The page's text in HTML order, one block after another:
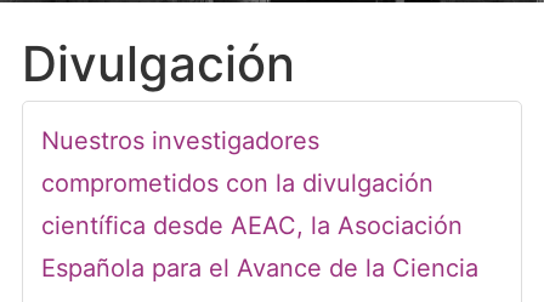
Divulgación
Nuestros investigadores
comprometidos con la divulgación
científica desde AEAC, la Asociación
Española para el Avance de la Ciencia